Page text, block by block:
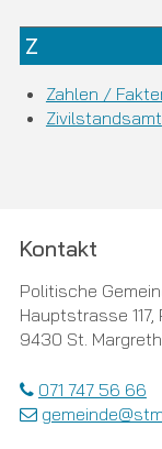
Z
Zahlen /
Zivilstandsamt
Footer
Kontakt
Politische
Hauptstrasse
9430 St.
071 747 56 66